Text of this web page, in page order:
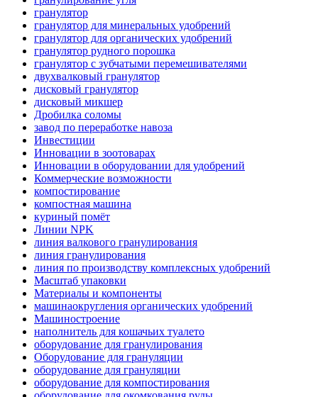
гранулятор
гранулятор для минеральных удобрений
гранулятор для органических удобрений
гранулятор рудного порошка
гранулятор с зубчатыми перемешивателями
двухвалковый гранулятор
дисковый гранулятор
дисковый микшер
Дробилка соломы
завод по переработке навоза
Инвестиции
Инновации в зоотоварах
Инновации в оборудовании для удобрений
Коммерческие возможности
компостирование
компостная машина
куриный помёт
Линии NPK
линия валкового гранулирования
линия гранулирования
линия по производству комплексных удобрений
Масштаб упаковки
Материалы и компоненты
машинаокругления органических удобрений
Машиностроение
наполнитель для кошачьих туалето
оборудование для гранулирования
Оборудование для грануляции
оборудование для грануляции
оборудование для компостирования